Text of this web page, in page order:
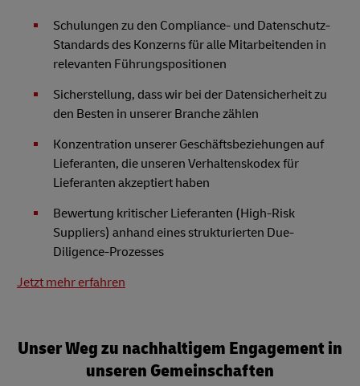
Schulungen zu den Compliance- und Datenschutz-
Standards des Konzerns für alle Mitarbeitenden in
relevanten Führungspositionen
Sicherstellung, dass wir bei der Datensicherheit zu
den Besten in unserer Branche zählen
Konzentration unserer Geschäftsbeziehungen auf
Lieferanten, die unseren Verhaltenskodex für
Lieferanten akzeptiert haben
Bewertung kritischer Lieferanten (High-Risk
Suppliers) anhand eines strukturierten Due-
Diligence-Prozesses
Jetzt mehr erfahren
Unser Weg zu nachhaltigem Engagement in
unseren Gemeinschaften